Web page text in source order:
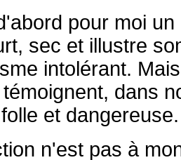
pour moi
sec et illustre
intolérant.
dans
et dangereuse.
n'est pas à